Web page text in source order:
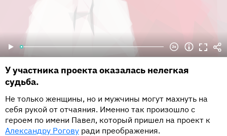
У участника проекта оказалась нелегкая
судьба.
Не только женщины, но и мужчины могут махнуть на
себя рукой от отчаяния. Именно так произошло с
героем по имени Павел, который пришел на проект к
Александру Рогову ради преображения.